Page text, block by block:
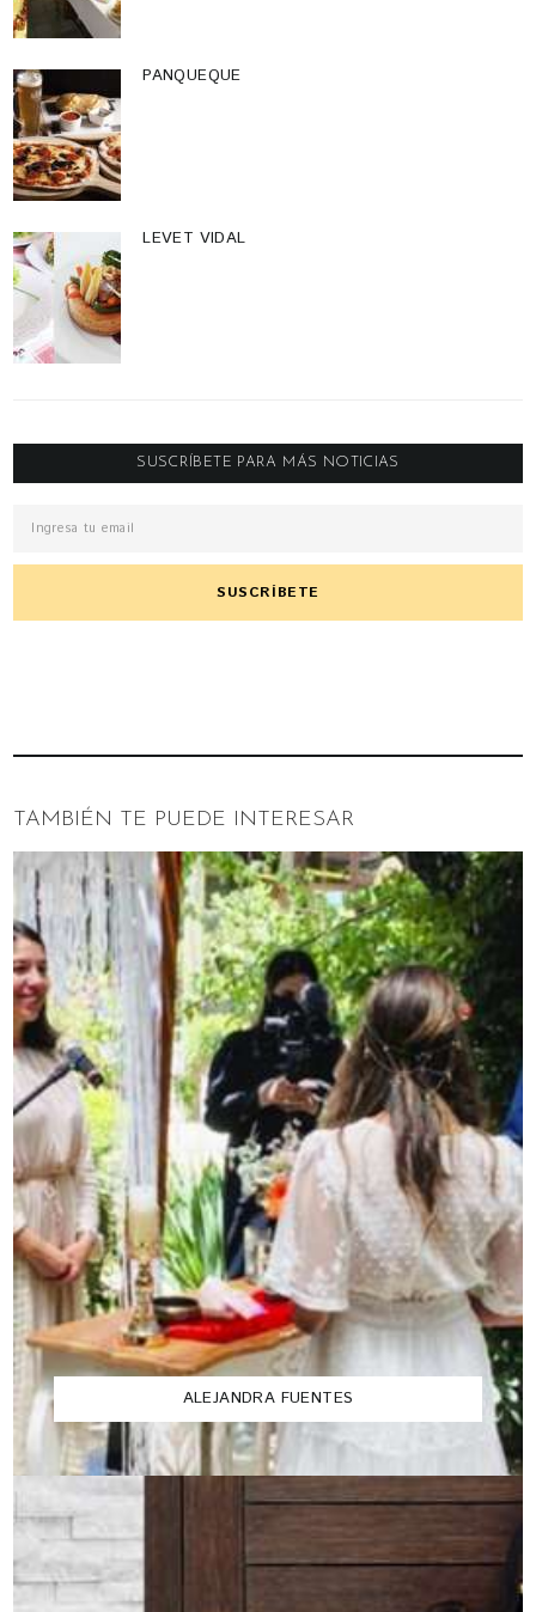
PANQUEQUE
LEVET VIDAL
SUSCRÍBETE PARA MÁS NOTICIAS
TAMBIÉN TE PUEDE INTERESAR
ALEJANDRA FUENTES